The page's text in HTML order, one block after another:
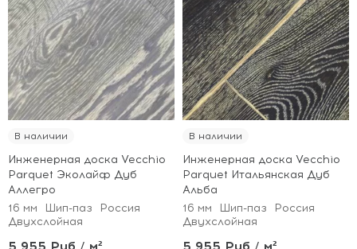
В наличии
Инженерная доска Vecchio
Parquet Эколайф Дуб
Аллегро
16 мм
Шип-паз
Россия
Двухслойная
В наличии
Инженерная доска Vecchio
Parquet Итальянская Дуб
Альба
16 мм
Шип-паз
Россия
Двухслойная